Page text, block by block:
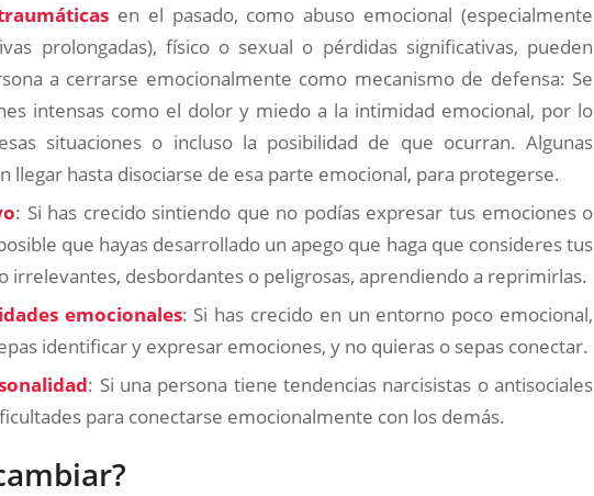
en el pasado, como abuso emocional (especialmente
prolongadas), físico o sexual o pérdidas significativas, pueden
a cerrarse emocionalmente como mecanismo de defensa: Se
intensas como el dolor y miedo a la intimidad emocional, por lo
situaciones o incluso la posibilidad de que ocurran. Algunas
llegar hasta disociarse de esa parte emocional, para protegerse.
: Si has crecido sintiendo que no podías expresar tus emociones o
que hayas desarrollado un apego que haga que consideres tus
irrelevantes, desbordantes o peligrosas, aprendiendo a reprimirlas.
emocionales: Si has crecido en un entorno poco emocional,
identificar y expresar emociones, y no quieras o sepas conectar.
: Si una persona tiene tendencias narcisistas o antisociales
para conectarse emocionalmente con los demás.